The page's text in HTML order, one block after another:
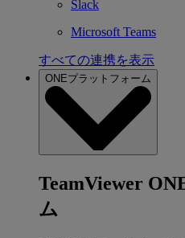
Slack
Microsoft Teams
すべての連携を表示
ONEプラットフォーム
TeamViewer
ム